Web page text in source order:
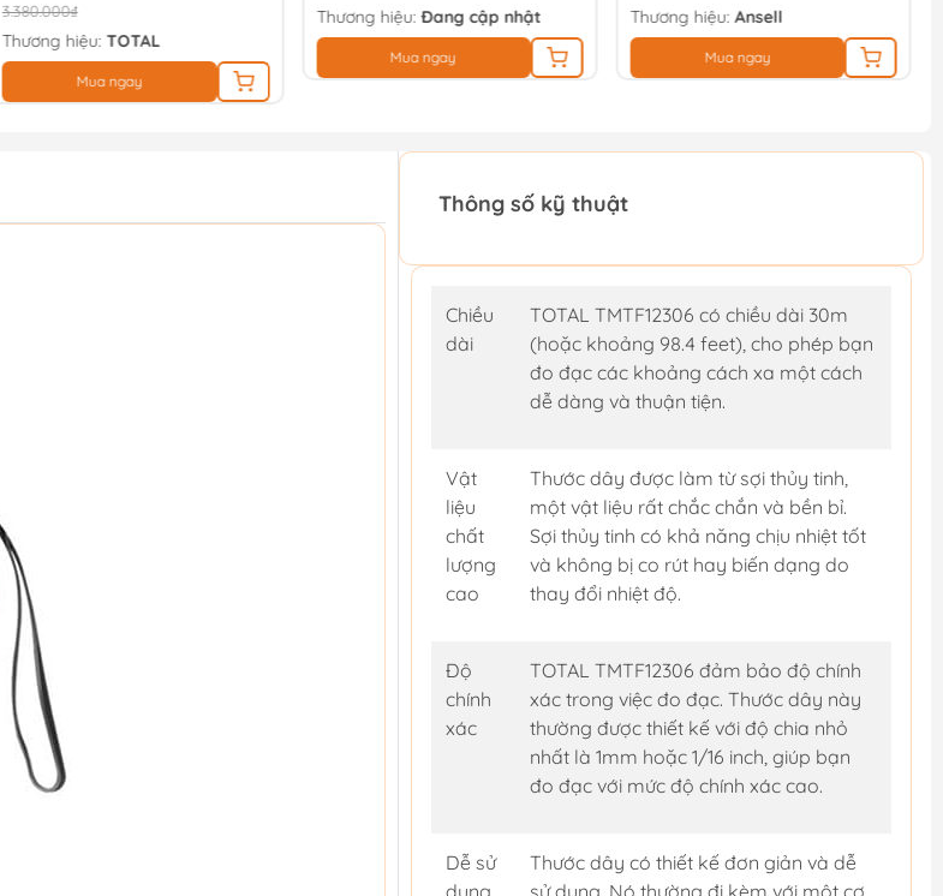
3.380.000₫
Thương hiệu: TOTAL
Mua ngay
Thương hiệu:Đang cập nhật
Mua ngay
Thương hiệu:Ansell
Mua ngay
Thông số kỹ thuật
Chiều
dài
TOTAL TMTF12306 có chiều dài 30m
(hoặc khoảng 98.4 feet), cho phép bạn
đo đạc các khoảng cách xa một cách
dễ dàng và thuận tiện.
Vật
liệu
chất
lượng
cao
Thước dây được làm từ sợi thủy tinh,
một vật liệu rất chắc chắn và bền bỉ.
Sợi thủy tinh có khả năng chịu nhiệt tốt
và không bị co rút hay biến dạng do
thay đổi nhiệt độ.
Độ
chính
xác
TOTAL TMTF12306 đảm bảo độ chính
xác trong việc đo đạc. Thước dây này
thường được thiết kế với độ chia nhỏ
nhất là 1mm hoặc 1/16 inch, giúp bạn
đo đạc với mức độ chính xác cao.
Dễ sử
Thước dây có thiết kế đơn giản và dễ